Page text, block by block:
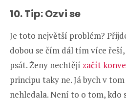
10. Tip: Ozvi se
Je toto největší problém?
dobou se čím dál tím více
psát. Ženy nechtějí začít
principu taky ne. Já bych v
nehledala. Není to o tom, kdo